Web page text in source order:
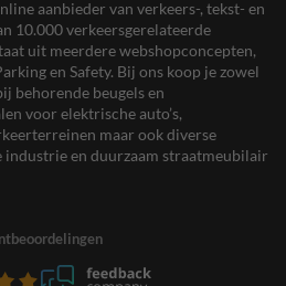
aanbieder van verkeers-, tekst- en
10.000 verkeersgerelateerde
uit meerdere webshopconcepten,
en Safety. Bij ons koop je zowel
behorende beugels en
voor elektrische auto’s,
maar ook diverse
en duurzaam straatmeubilair